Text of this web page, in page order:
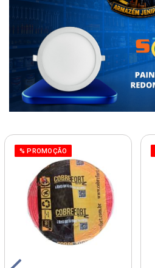
% PROMOÇÃO